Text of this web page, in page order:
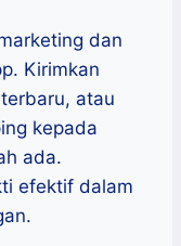
dan
Kirimkan
atau
kepada
ada.
efektif dalam